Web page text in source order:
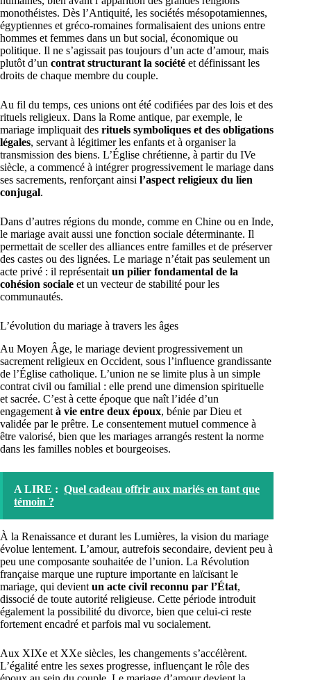
monothéistes. Dès l’Antiquité, les sociétés mésopotamiennes,
égyptiennes et gréco-romaines formalisaient des unions entre
hommes et femmes dans un but social, économique ou
politique. Il ne s’agissait pas toujours d’un acte d’amour, mais
plutôt d’un contrat structurant la société et définissant les
droits de chaque membre du couple.
Au fil du temps, ces unions ont été codifiées par des lois et des
rituels religieux. Dans la Rome antique, par exemple, le
mariage impliquait des rituels symboliques et des obligations
légales, servant à légitimer les enfants et à organiser la
transmission des biens. L’Église chrétienne, à partir du IVe
siècle, a commencé à intégrer progressivement le mariage dans
ses sacrements, renforçant ainsi l’aspect religieux du lien
conjugal.
Dans d’autres régions du monde, comme en Chine ou en Inde,
le mariage avait aussi une fonction sociale déterminante. Il
permettait de sceller des alliances entre familles et de préserver
des castes ou des lignées. Le mariage n’était pas seulement un
acte privé : il représentait un pilier fondamental de la
cohésion sociale et un vecteur de stabilité pour les
communautés.
L’évolution du mariage à travers les âges
Au Moyen Âge, le mariage devient progressivement un
sacrement religieux en Occident, sous l’influence grandissante
de l’Église catholique. L’union ne se limite plus à un simple
contrat civil ou familial : elle prend une dimension spirituelle
et sacrée. C’est à cette époque que naît l’idée d’un
engagement à vie entre deux époux, bénie par Dieu et
validée par le prêtre. Le consentement mutuel commence à
être valorisé, bien que les mariages arrangés restent la norme
dans les familles nobles et bourgeoises.
A LIRE : Quel cadeau offrir aux mariés en tant que
témoin ?
À la Renaissance et durant les Lumières, la vision du mariage
évolue lentement. L’amour, autrefois secondaire, devient peu à
peu une composante souhaitée de l’union. La Révolution
française marque une rupture importante en laïcisant le
mariage, qui devient un acte civil reconnu par l’État,
dissocié de toute autorité religieuse. Cette période introduit
également la possibilité du divorce, bien que celui-ci reste
fortement encadré et parfois mal vu socialement.
Aux XIXe et XXe siècles, les changements s’accélèrent.
L’égalité entre les sexes progresse, influençant le rôle des